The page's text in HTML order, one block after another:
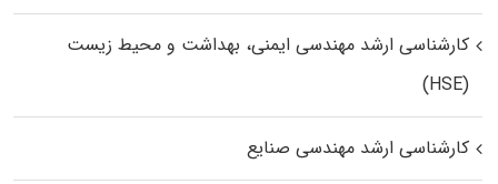
کارشناسی ارشد مهندسی ایمنی، بهداشت و محیط زیست
(HSE)
کارشناسی ارشد مهندسی صنایع